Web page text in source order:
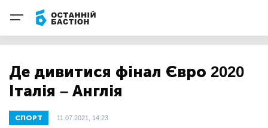
Де дивитися фінал Євро 2020
Італія – Англія
СПОРТ 11.07.2021, 14:23